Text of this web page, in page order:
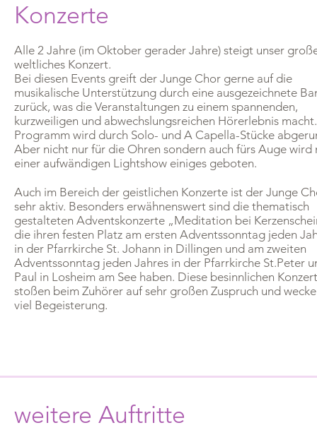
Konzerte
Alle 2 Jahre (im Oktober gerader Jahre) steigt unser
weltliches Konzert.
Bei diesen Events greift der Junge Chor gerne auf die
musikalische Unterstützung durch eine ausgezeichnete
zurück, was die Veranstaltungen zu einem spannenden,
kurzweiligen und abwechslungsreichen Hörerlebnis
Programm wird durch Solo- und A Capella-Stücke
Aber nicht nur für die Ohren sondern auch fürs Auge wird
einer aufwändigen Lightshow einiges geboten.
Auch im Bereich der geistlichen Konzerte ist der Junge
sehr aktiv. Besonders erwähnenswert sind die thematisch
gestalteten Adventskonzerte „Meditation bei
die ihren festen Platz am ersten Adventssonntag jeden
in der Pfarrkirche St. Johann in Dillingen und am zweiten
Adventssonntag jeden Jahres in der Pfarrkirche St.Peter
Paul in Losheim am See haben. Diese besinnlichen
stoßen beim Zuhörer auf sehr großen Zuspruch und
viel Begeisterung.
weitere Auftritte